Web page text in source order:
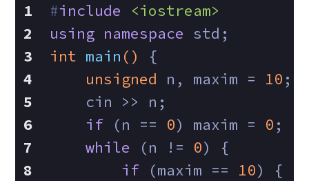
#include
<iostream>
using namespace std;
int main ()
{
unsigned n, maxim = 10 ;
    cin >> n;
if (n == 0) maxim = 0 ;
while (n != 0) {
if (maxim == 10) {